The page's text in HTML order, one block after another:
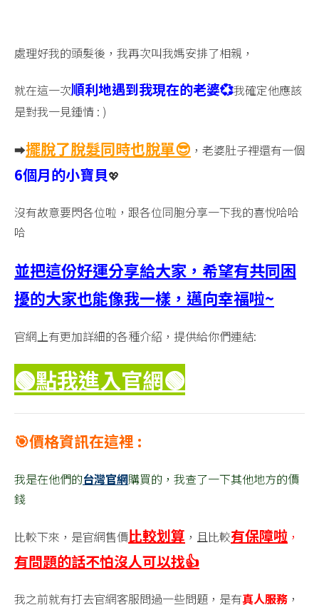
處理好我的頭髮後，我再次叫我媽安排了相親，
就在這一次順利地遇到我現在的老婆💞我確定他應該
是對我一見鍾情 : )
➡️擺脫了脫髮同時也脫單😎 ，老婆肚子裡還有一個
6個月的小寶貝💖
沒有故意要閃各位啦，跟各位同胞分享一下我的喜悅哈哈
哈
並把這份好運分享給大家，希望有共同困
擾的大家也能像我一樣，邁向幸福啦~
官網上有更加詳細的各種介紹，提供給你們連結:
🟢點我進入官網🟢
🎯價格資訊在這裡 :
我是在他們的台灣官網購買的，我查了一下其他地方的價
錢
比較下來，是官網售價比較划算 ，且比較有保障啦 ，
有問題的話不怕沒人可以找👍
我之前就有打去官網客服問過一些問題，是有真人服務 ，